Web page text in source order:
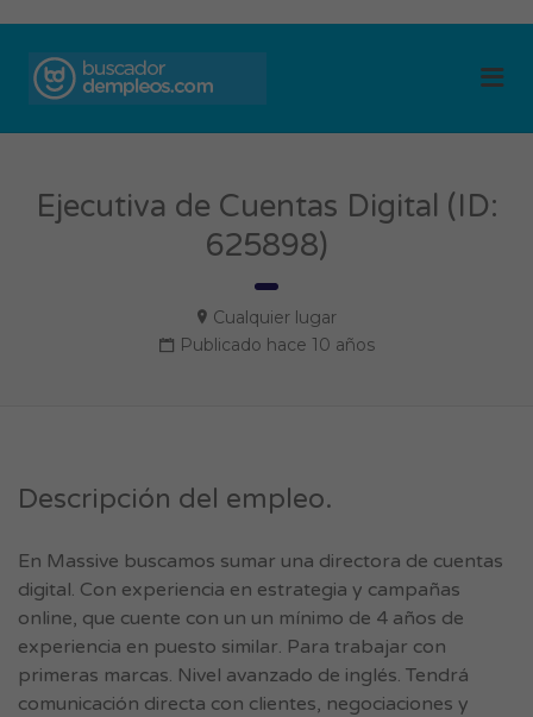
Ejecutiva de Cuentas Digital (ID:
625898)
Cualquier lugar
Publicado hace 10 años
Descripción del empleo.
En Massive buscamos sumar una directora de cuentas
digital. Con experiencia en estrategia y campañas
online, que cuente con un un mínimo de 4 años de
experiencia en puesto similar. Para trabajar con
primeras marcas. Nivel avanzado de inglés. Tendrá
comunicación directa con clientes, negociaciones y